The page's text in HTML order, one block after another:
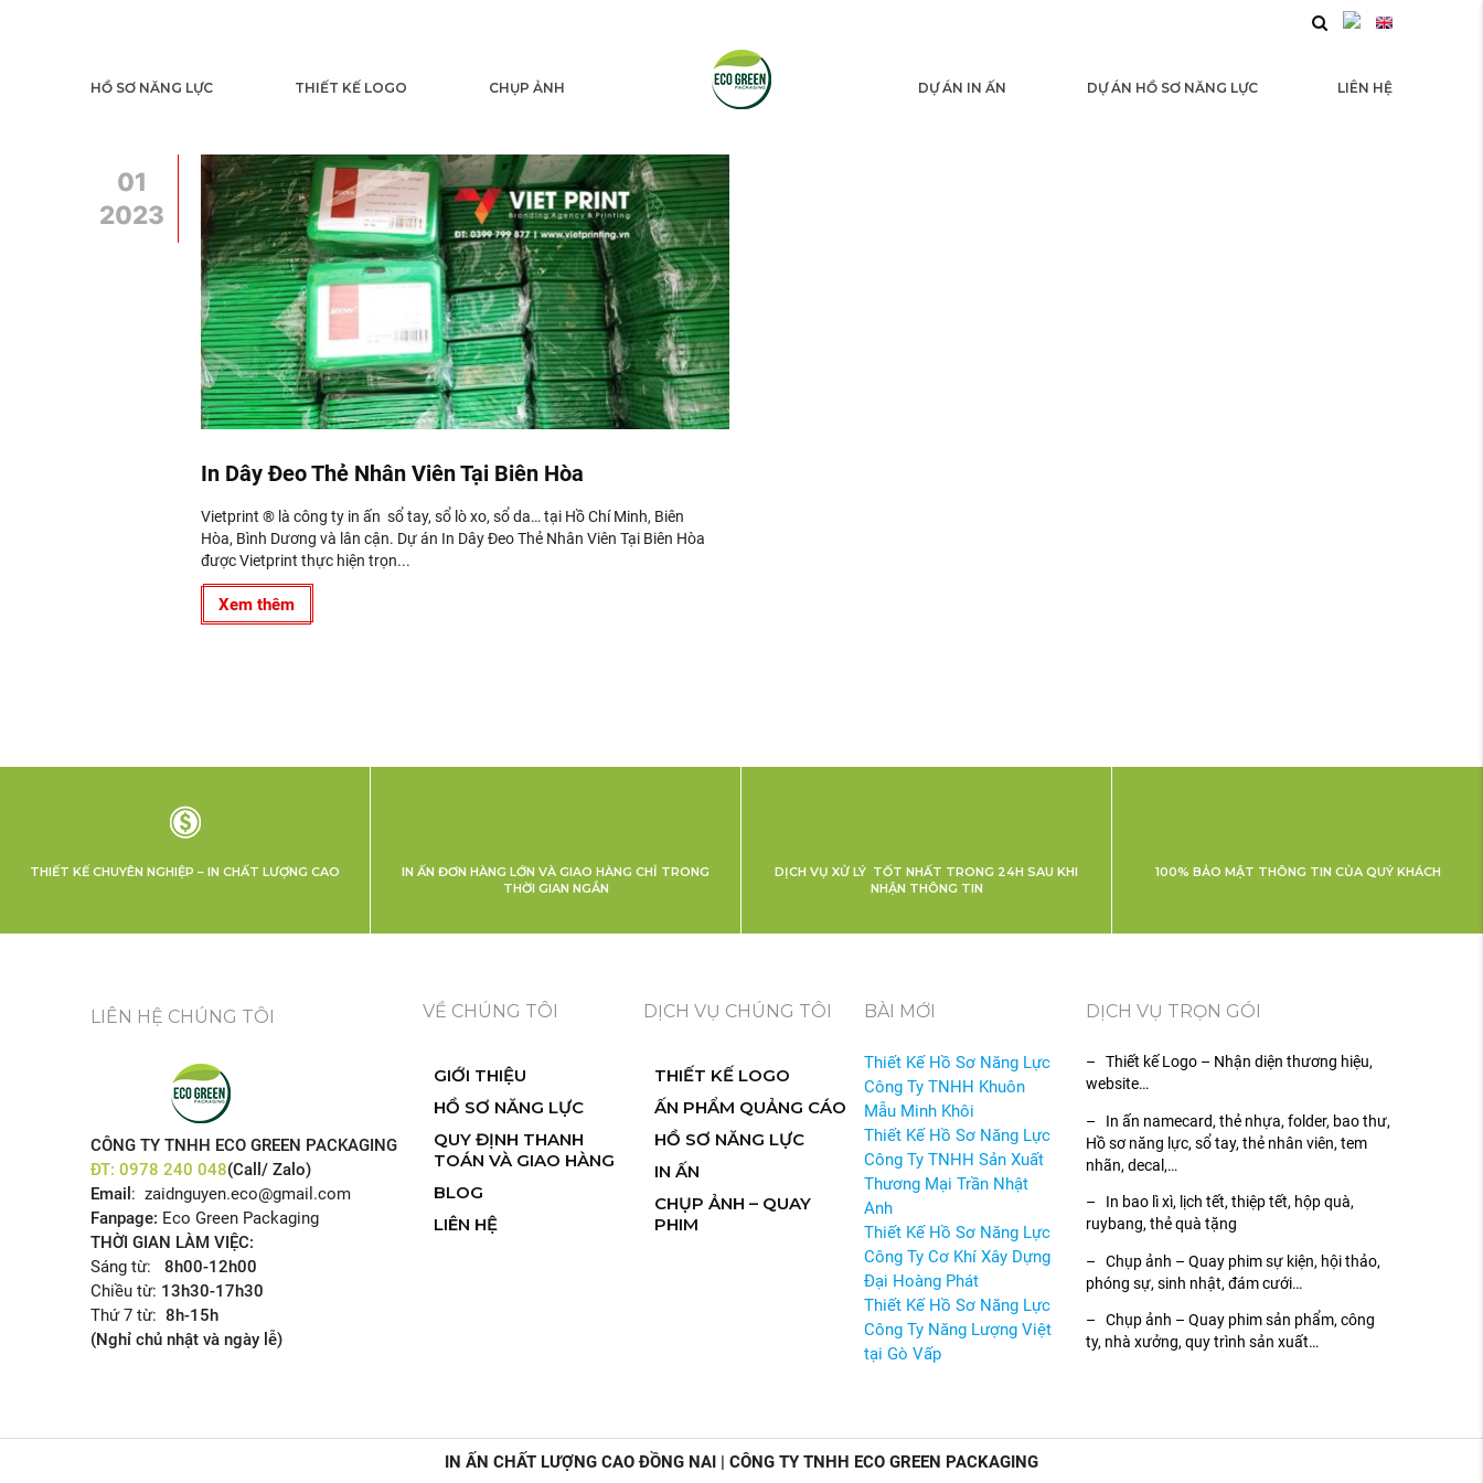
HỒ SƠ NĂNG LỰC THIẾT KẾ LOGO CHỤP ẢNH DỰ ÁN IN ẤN DỰ ÁN HỒ SƠ NĂNG LỰC LIÊN HỆ
In Dây Đeo Thẻ Nhân Viên Tại Biên Hòa
Vietprint ® là công ty in ấn sổ tay, sổ lò xo, sổ da… tại Hồ Chí Minh, Biên
Hòa, Bình Dương và lân cận. Dự án In Dây Đeo Thẻ Nhân Viên Tại Biên Hòa
được Vietprint thực hiện trọn...
Xem thêm
01
2023
THIẾT KẾ CHUYÊN NGHIỆP – IN CHẤT LƯỢNG CAO
IN ẤN ĐƠN HÀNG LỚN VÀ GIAO HÀNG CHỈ TRONG
THỜI GIAN NGẮN
DỊCH VỤ XỬ LÝ TỐT NHẤT TRONG 24H SAU KHI
NHẬN THÔNG TIN
100% BẢO MẬT THÔNG TIN CỦA QUÝ KHÁCH
LIÊN HỆ CHÚNG TÔI
CÔNG TY TNHH ECO GREEN PACKAGING
ĐT: 0978 240 048(Call/ Zalo)
Email : zaidnguyen.eco@gmail.com
Fanpage: Eco Green Packaging
THỜI GIAN LÀM VIỆC:
Sáng từ: 8h00-12h00
Chiều từ: 13h30-17h30
Thứ 7 từ: 8h-15h
(Nghỉ chủ nhật và ngày lễ)
VỀ CHÚNG TÔI
GIỚI THIỆU
HỒ SƠ NĂNG LỰC
QUY ĐỊNH THANH
TOÁN VÀ GIAO HÀNG
BLOG
LIÊN HỆ
DỊCH VỤ CHÚNG TÔI
THIẾT KẾ LOGO
ẤN PHẨM QUẢNG CÁO
HỒ SƠ NĂNG LỰC
IN ẤN
CHỤP ẢNH – QUAY
PHIM
BÀI MỚI
Thiết Kế Hồ Sơ Năng Lực
Công Ty TNHH Khuôn
Mẫu Minh Khôi
Thiết Kế Hồ Sơ Năng Lực
Công Ty TNHH Sản Xuất
Thương Mại Trần Nhật
Anh
Thiết Kế Hồ Sơ Năng Lực
Công Ty Cơ Khí Xây Dựng
Đại Hoàng Phát
Thiết Kế Hồ Sơ Năng Lực
Công Ty Năng Lượng Việt
tại Gò Vấp
DỊCH VỤ TRỌN GÓI
– Thiết kế Logo – Nhận diện thương hiệu,
website…
– In ấn namecard, thẻ nhựa, folder, bao thư,
Hồ sơ năng lực, sổ tay, thẻ nhân viên, tem
nhãn, decal,…
– In bao lì xì, lịch tết, thiệp tết, hộp quà,
ruybang, thẻ quà tặng
– Chụp ảnh – Quay phim sự kiện, hội thảo,
phóng sự, sinh nhật, đám cưới…
– Chụp ảnh – Quay phim sản phẩm, công
ty, nhà xưởng, quy trình sản xuất…
IN ẤN CHẤT LƯỢNG CAO ĐỒNG NAI | CÔNG TY TNHH ECO GREEN PACKAGING